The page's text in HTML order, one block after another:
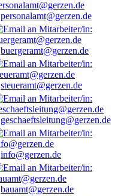
personalamt@gerzen.de
buergeramt@gerzen.de
steueramt@gerzen.de
geschaeftsleitung@gerzen.de
info@gerzen.de
bauamt@gerzen.de